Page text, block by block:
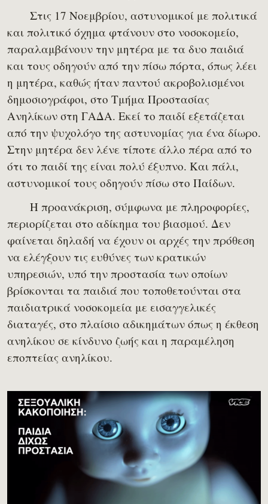
Στις 17 Νοεμβρίου, αστυνομικοί με πολιτικά
και πολιτικό όχημα φτάνουν στο νοσοκομείο,
παραλαμβάνουν την μητέρα με τα δυο παιδιά
και τους οδηγούν από την πίσω πόρτα, όπως λέει
η μητέρα, καθώς ήταν παντού ακροβολισμένοι
δημοσιογράφοι, στο Τμήμα Προστασίας
Ανηλίκων στη ΓΑΔΑ. Εκεί το παιδί εξετάζεται
από την ψυχολόγο της αστυνομίας για ένα δίωρο.
Στην μητέρα δεν λένε τίποτε άλλο πέρα από το
ότι το παιδί της είναι πολύ έξυπνο. Και πάλι,
αστυνομικοί τους οδηγούν πίσω στο Παίδων.
Η προανάκριση, σύμφωνα με πληροφορίες,
περιορίζεται στο αδίκημα του βιασμού. Δεν
φαίνεται δηλαδή να έχουν οι αρχές την πρόθεση
να ελέγξουν τις ευθύνες των κρατικών
υπηρεσιών, υπό την προστασία των οποίων
βρίσκονται τα παιδιά που τοποθετούνται στα
παιδιατρικά νοσοκομεία με εισαγγελικές
διαταγές, στο πλαίσιο αδικημάτων όπως η έκθεση
ανηλίκου σε κίνδυνο ζωής και η παραμέληση
εποπτείας ανηλίκου.